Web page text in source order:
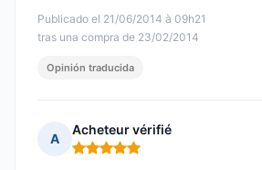
Publicado el 21/06/2014 à 09h21
tras una compra de 23/02/2014
Opinión traducida
A
Acheteur vérifié
Nota: 5 de 5